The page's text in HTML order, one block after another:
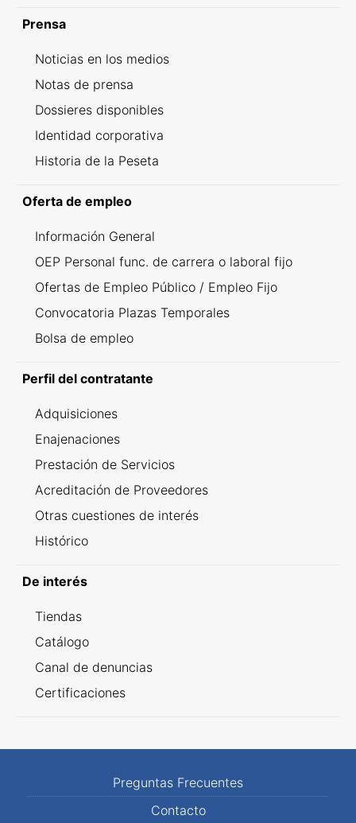
Prensa
Noticias en los medios
Notas de prensa
Dossieres disponibles
Identidad corporativa
Historia de la Peseta
Oferta de empleo
Información General
OEP Personal func. de carrera o laboral fijo
Ofertas de Empleo Público / Empleo Fijo
Convocatoria Plazas Temporales
Bolsa de empleo
Perfil del contratante
Adquisiciones
Enajenaciones
Prestación de Servicios
Acreditación de Proveedores
Otras cuestiones de interés
Histórico
De interés
Tiendas
Catálogo
Canal de denuncias
Certificaciones
Preguntas Frecuentes
Contacto